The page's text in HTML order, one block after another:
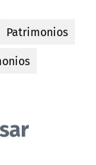
Patrimonios